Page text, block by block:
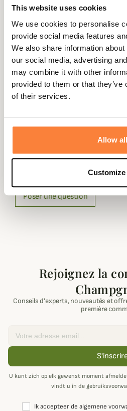
This website uses cookies
We use cookies to personalise
provide social media features
We also share information
our social media, advertising
may combine it with other
provided to them or that
of their services.
Allow all
Customize
Gegevensblad
Afmetingen 0
Mannen,
Questions
Poser une question
Rejoignez la
Conseils d'experts, nouveautés et
première
U kunt zich op elk gewenst moment
vindt u in de
Ik accepteer de algemene